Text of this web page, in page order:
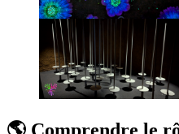
🌎 Comprendre le